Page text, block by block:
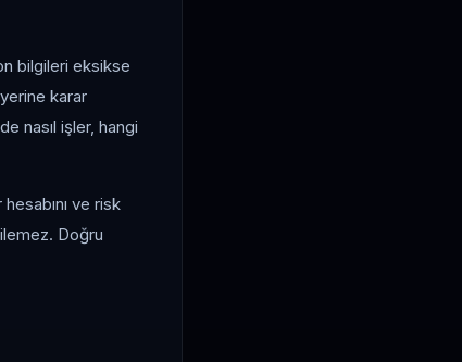
bilgileri eksikse
karar
nasıl işler, hangi
ve risk
Doğru